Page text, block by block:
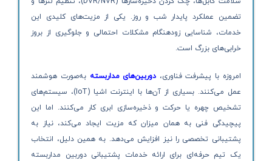
تضمین عملکرد پایدار شب و روز. یکی از مزیت‌های کلیدی این
خدمات، شناسایی زودهنگام مشکلات احتمالی و جلوگیری از بروز
خرابی‌های بزرگ است.
امروزه با پیشرفت فناوری، دوربین‌های مداربسته به‌صورت هوشمند
عمل می‌کنند. بسیاری از آن‌ها با اینترنت اشیا (IoT)، سیستم‌های
تشخیص چهره یا حرکت و ذخیره‌سازی ابری کار می‌کنند. اما این
پیچیدگی فنی به همان میزان که مزیت ایجاد می‌کند، نیاز به
پشتیبانی تخصصی را نیز افزایش می‌دهد. به همین دلیل، انتخاب
یک تیم حرفه‌ای برای ارائه خدمات پشتیبانی دوربین مداربسته